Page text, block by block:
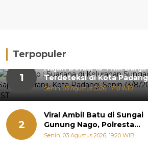
Terpopuler
1
Hujan Deras, 15 Titik Banjir
Terdeteksi di Kota Padang
Senin, 03 Agustus 2026, 17:10 WIB
2
Viral Ambil Batu di Sungai
Gunung Nago, Polresta
Padang Ungkap Fakta
Senin, 03 Agustus 2026, 19:20 WIB